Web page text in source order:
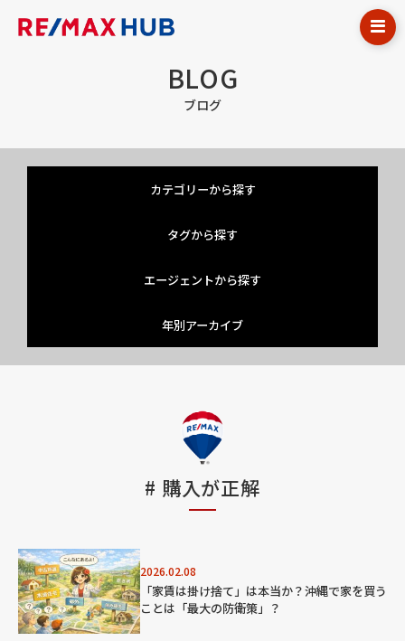
BLOG
ブログ
カテゴリーから探す
タグから探す
エージェントから探す
年別アーカイブ
# 購入が正解
2026.02.08
「家賃は掛け捨て」は本当か？沖縄で家を買う
ことは「最大の防衛策」？